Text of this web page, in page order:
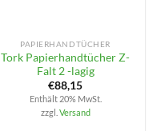
PAPIERHANDTÜCHER
Tork Papierhandtücher Z-
Falt 2 -lagig
€88,15
Enthält 20% MwSt.
zzgl. Versand